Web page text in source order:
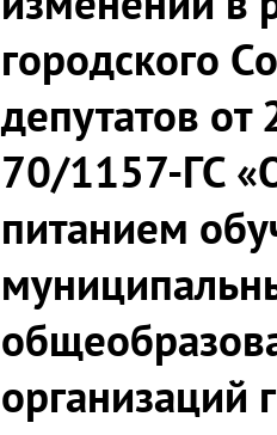
городского
депутатов
70/1157-ГС
питанием
организаций